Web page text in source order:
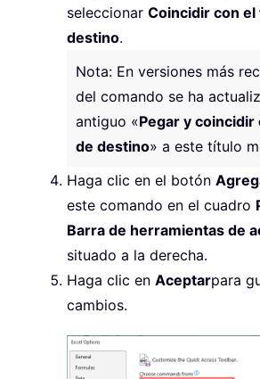
seleccionar Coincidir con
destino.
Nota: En versiones más
del comando se ha
antiguo «Pegar y
de destino» a este título
Haga clic en el botón
este comando en el cuadro
Barra de herramientas de
situado a la derecha.
Haga clic en Aceptarpara
cambios.